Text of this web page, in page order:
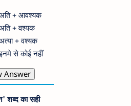
+ आवश्यक
+ वश्यक
+ वश्यक
से कोई नहीं
Answer
शब्द का सही